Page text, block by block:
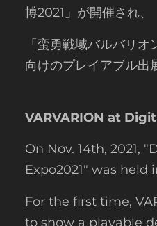
博2021」が開催され、
「蛮勇戦域バルバリ
向けのプレイアブル出
VARVARION at
On Nov. 14th, 2021,
Expo2021" was held
For the first time,
to show a playable